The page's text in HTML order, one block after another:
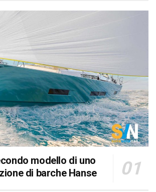
modello di uno
di barche Hanse